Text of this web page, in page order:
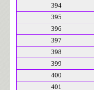
394
395
396
397
398
399
400
401